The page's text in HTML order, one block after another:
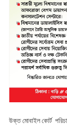
উক্ত মোবাইল কোর্ট